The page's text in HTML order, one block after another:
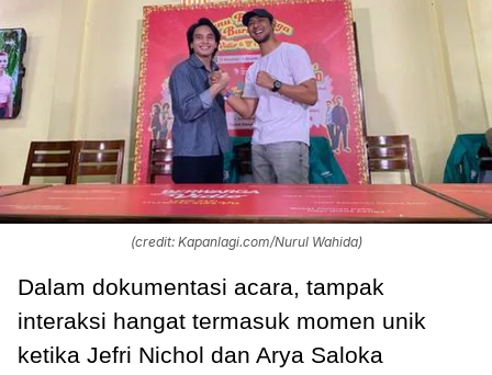
(credit: Kapanlagi.com/Nurul Wahida)
Dalam dokumentasi acara, tampak
interaksi hangat termasuk momen unik
ketika Jefri Nichol dan Arya Saloka